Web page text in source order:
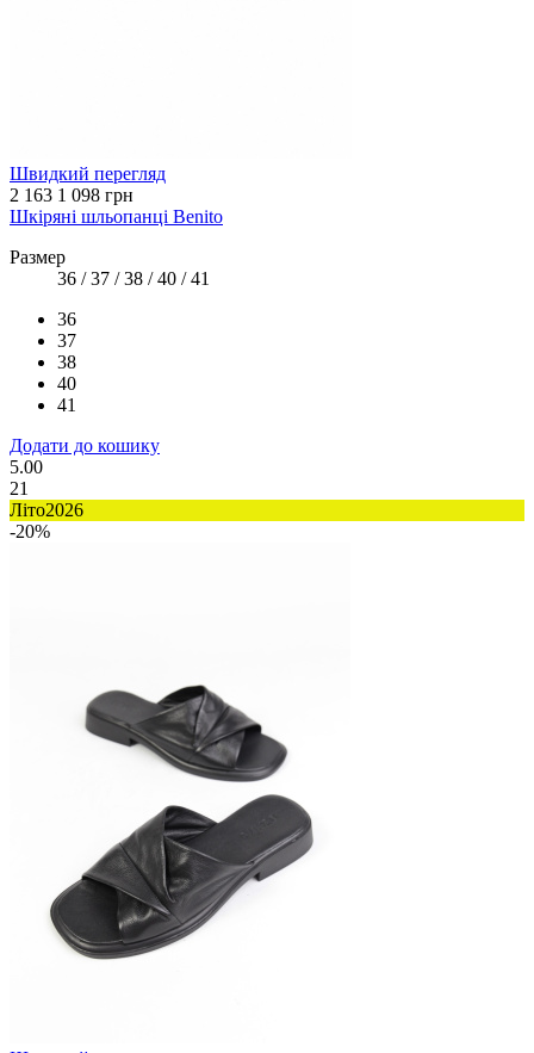
Швидкий перегляд
2 163 1 098 грн
Шкіряні шльопанці Benito
Размер
36 / 37 / 38 / 40 / 41
36
37
38
40
41
Додати до кошику
5.00
21
Літо2026
-20%